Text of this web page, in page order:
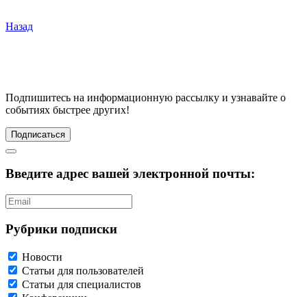
Назад
Подпишитесь на информационную рассылку и узнавайте о
событиях быстрее других!
Подписаться
Введите адрес вашей электронной почты:
Рубрики подписки
Новости
Статьи для пользователей
Статьи для специалистов